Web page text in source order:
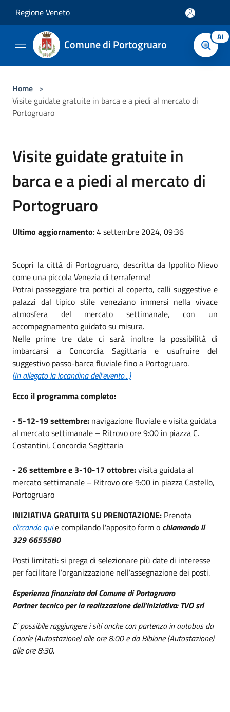
Regione Veneto
Comune di Portogruaro AI
Home >
Visite guidate gratuite in barca e a piedi al mercato di
Portogruaro
Visite guidate gratuite in
barca e a piedi al mercato di
Portogruaro
Ultimo aggiornamento: 4 settembre 2024, 09:36
Scopri la città di Portogruaro, descritta da Ippolito Nievo
come una piccola Venezia di terraferma!
Potrai passeggiare tra portici al coperto, calli suggestive e
palazzi dal tipico stile veneziano immersi nella vivace
atmosfera del mercato settimanale, con un
accompagnamento guidato su misura.
Nelle prime tre date ci sarà inoltre la possibilità di
imbarcarsi a Concordia Sagittaria e usufruire del
suggestivo passo-barca fluviale fino a Portogruaro.
(In allegato la locandina dell'evento...)
Ecco il programma completo:
- 5-12-19 settembre: navigazione fluviale e visita guidata
al mercato settimanale – Ritrovo ore 9:00 in piazza C.
Costantini, Concordia Sagittaria
- 26 settembre e 3-10-17 ottobre:visita guidata al
mercato settimanale – Ritrovo ore 9:00 in piazza Castello,
Portogruaro
INIZIATIVA GRATUITA SU PRENOTAZIONE: Prenota
cliccando quie compilando l'apposito form o chiamando il
329 6655580
Posti limitati: si prega di selezionare più date di interesse
per facilitare l’organizzazione nell’assegnazione dei posti.
Esperienza finanziata dal Comune di Portogruaro
Partner tecnico per la realizzazione dell’iniziativa: TVO srl
E' possibile raggiungere i siti anche con partenza in autobus da
Caorle (Autostazione) alle ore 8:00 e da Bibione (Autostazione)
alle ore 8:30.